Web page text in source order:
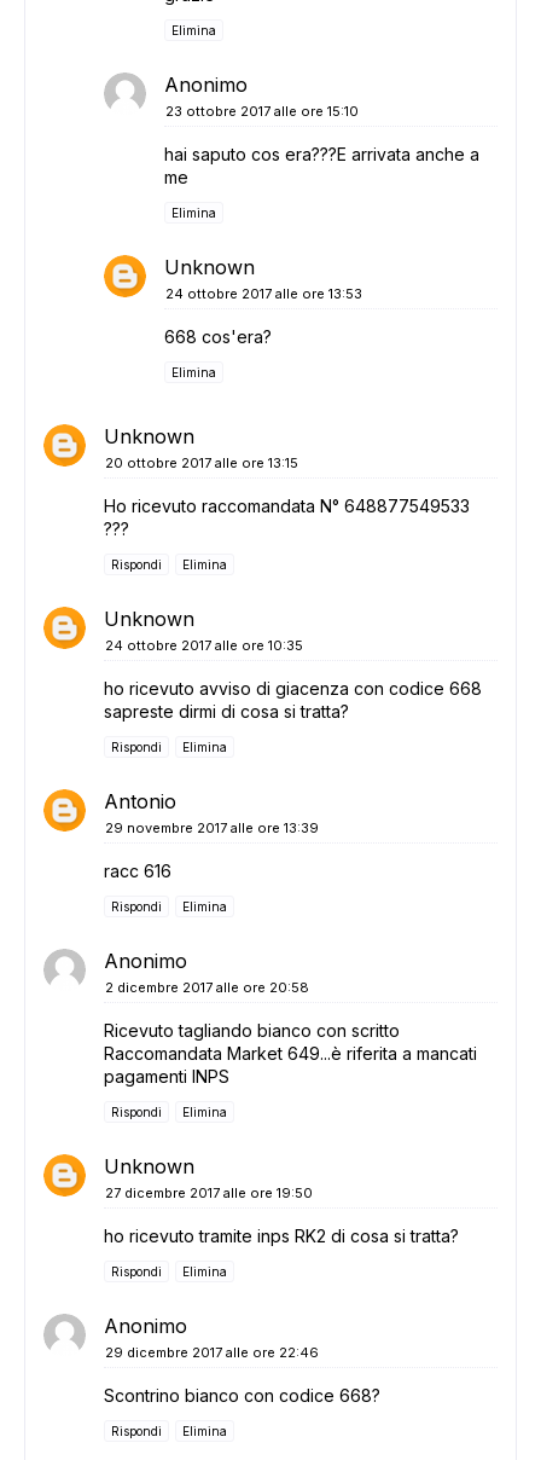
Elimina
Anonimo
23 ottobre 2017 alle ore 15:10
hai saputo cos era???E arrivata anche a
me
Elimina
Unknown
24 ottobre 2017 alle ore 13:53
668 cos'era?
Elimina
Unknown
20 ottobre 2017 alle ore 13:15
Ho ricevuto raccomandata N° 648877549533
???
Rispondi Elimina
Unknown
24 ottobre 2017 alle ore 10:35
ho ricevuto avviso di giacenza con codice 668
sapreste dirmi di cosa si tratta?
Rispondi Elimina
Antonio
29 novembre 2017 alle ore 13:39
racc 616
Rispondi Elimina
Anonimo
2 dicembre 2017 alle ore 20:58
Ricevuto tagliando bianco con scritto
Raccomandata Market 649...è riferita a mancati
pagamenti INPS
Rispondi Elimina
Unknown
27 dicembre 2017 alle ore 19:50
ho ricevuto tramite inps RK2 di cosa si tratta?
Rispondi Elimina
Anonimo
29 dicembre 2017 alle ore 22:46
Scontrino bianco con codice 668?
Rispondi Elimina